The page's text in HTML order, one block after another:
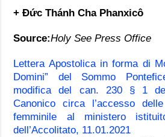
+ Đức Thánh Cha Phanxicô
Source:Holy See Press Office
Lettera Apostolica in forma di
Domini” del Sommo
modifica del can. 230 § 1
Canonico circa l’accesso
femminile al ministero
dell’Accolitato, 11.01.2021